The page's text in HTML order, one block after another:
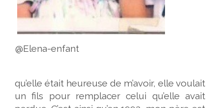
@Elena-enfant
qu’elle était heureuse de m’avoir, elle voulait
un fils pour remplacer celui qu’elle avait